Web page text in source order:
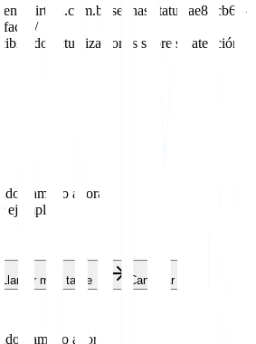
senhas/status/ae82cb6a-
actualizaciones sobre su atención
llamado ahora.
Llamar más tarde Cancelar
llamado ahora.